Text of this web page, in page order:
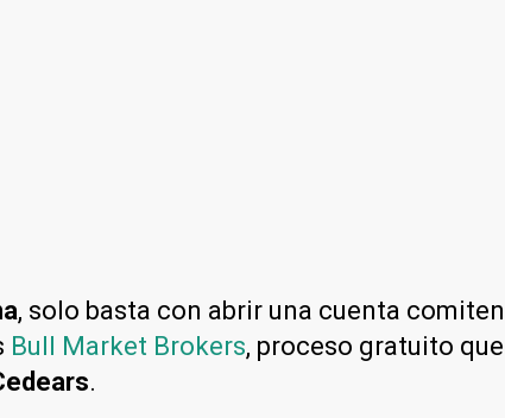
, solo basta con abrir una cuenta
Bull Market Brokers, proceso gratuito
.